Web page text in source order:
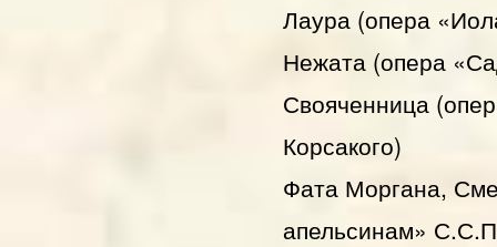
Лаура (опера
Нежата (опера
Свояченница
Корсакого)
Фата Моргана,
апельсинам»